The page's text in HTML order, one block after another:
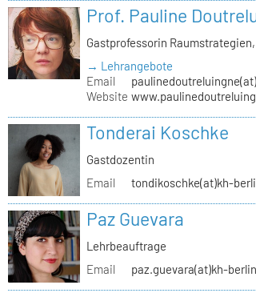
Prof. Pauline
Gastprofessorin
→ Lehrangebote
Email
Website
Tonderai Koschke
Gastdozentin
Email
tondikoschke(at)kh-
Paz Guevara
Lehrbeauftrage
Email
paz.guevara(at)kh-